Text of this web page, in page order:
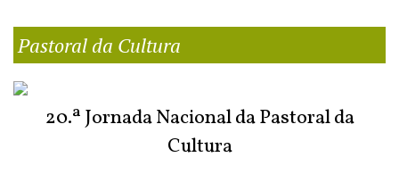
Pastoral da Cultura
20.ª Jornada Nacional da Pastoral da
Cultura